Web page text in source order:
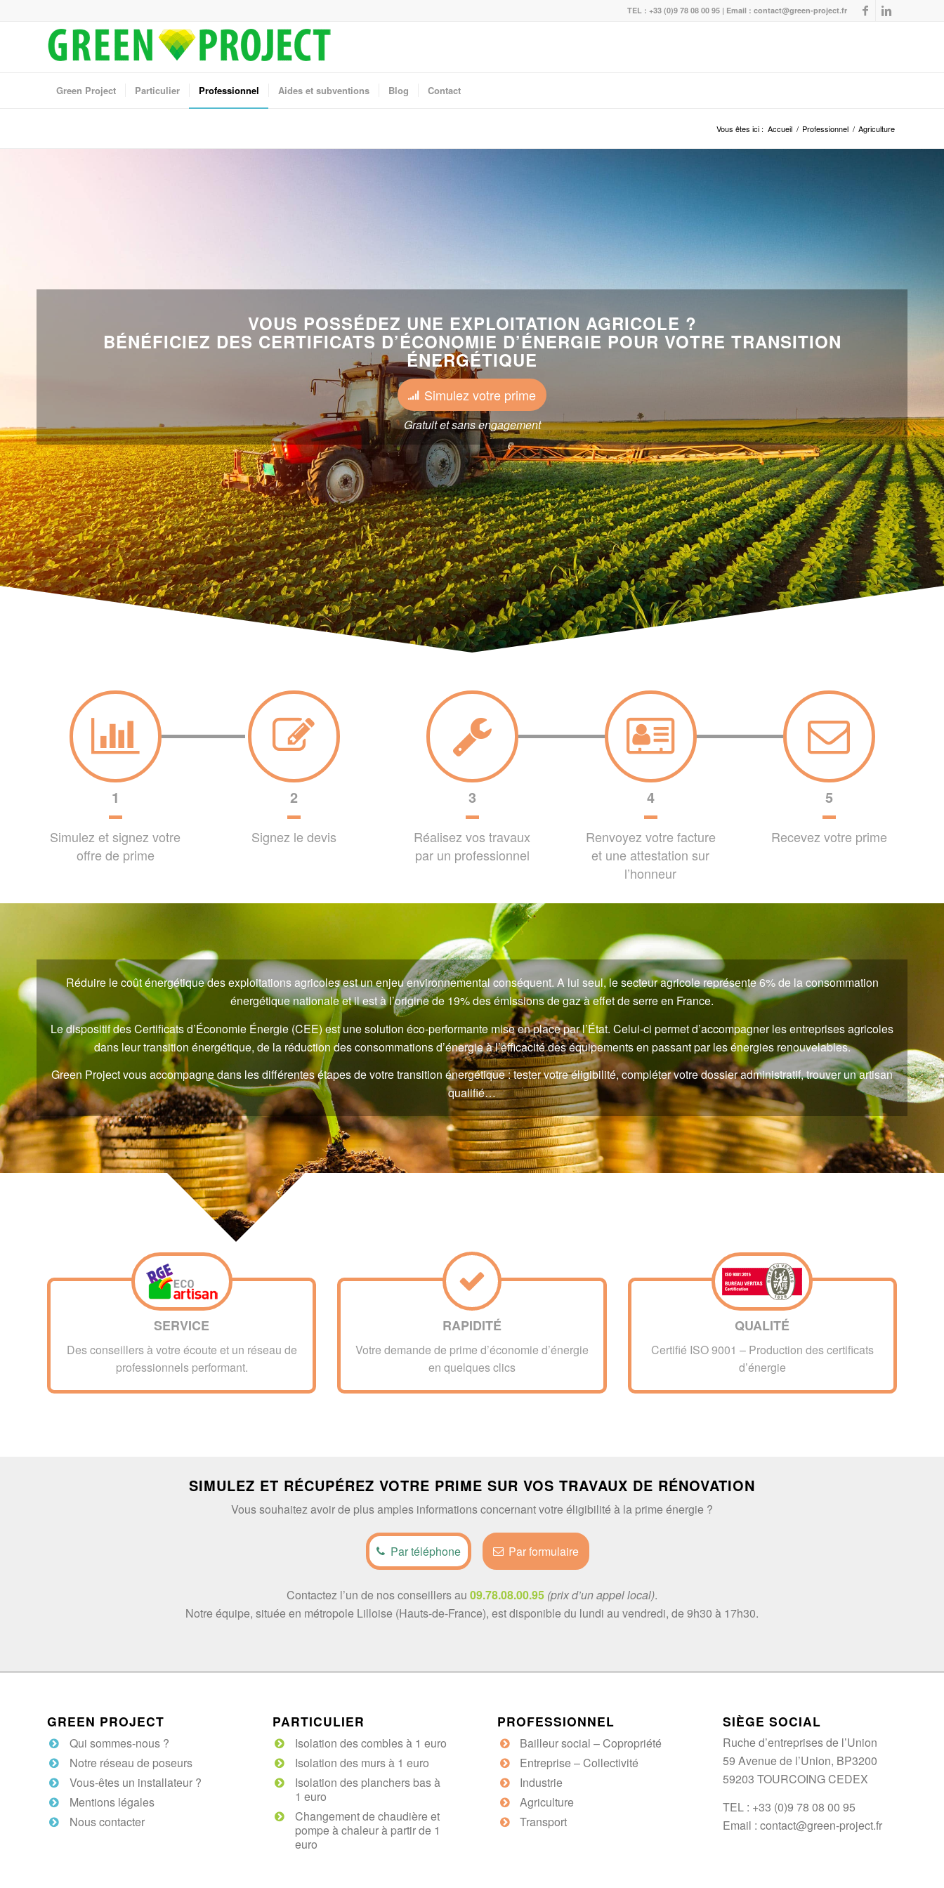
TEL : +33 (0)9 78 08 00 95 | Email : contact@green-project.fr
Green Project Particulier Professionnel Aides et subventions Blog Contact
Vous êtes ici : Accueil / Professionnel / Agriculture
VOUS POSSÉDEZ UNE EXPLOITATION AGRICOLE ?
BÉNÉFICIEZ DES CERTIFICATS D’ÉCONOMIE D’ÉNERGIE POUR VOTRE TRANSITION
ÉNERGÉTIQUE
Simulez votre prime
Gratuit et sans engagement
1
Simulez et signez votre
offre de prime
2
Signez le devis
3
Réalisez vos travaux
par un professionnel
4
Renvoyez votre facture
et une attestation sur
l’honneur
5
Recevez votre prime
Réduire le coût énergétique des exploitations agricoles est un enjeu environnemental conséquent. A lui seul, le secteur agricole représente 6% de la consommation
énergétique nationale et il est à l’origine de 19% des émissions de gaz à effet de serre en France.
Le dispositif des Certificats d’Économie Énergie (CEE) est une solution éco-performante mise en place par l’État. Celui-ci permet d’accompagner les entreprises agricoles
dans leur transition énergétique, de la réduction des consommations d’énergie à l’efficacité des équipements en passant par les énergies renouvelables.
Green Project vous accompagne dans les différentes étapes de votre transition énergétique : tester votre éligibilité, compléter votre dossier administratif, trouver un artisan
qualifié…
SERVICE
Des conseillers à votre écoute et un réseau de
professionnels performant.
RAPIDITÉ
Votre demande de prime d’économie d’énergie
en quelques clics
QUALITÉ
Certifié ISO 9001 – Production des certificats
d’énergie
SIMULEZ ET RÉCUPÉREZ VOTRE PRIME SUR VOS TRAVAUX DE RÉNOVATION
Vous souhaitez avoir de plus amples informations concernant votre éligibilité à la prime énergie ?
Par téléphone Par formulaire
Contactez l’un de nos conseillers au 09.78.08.00.95 (prix d’un appel local).
Notre équipe, située en métropole Lilloise (Hauts-de-France), est disponible du lundi au vendredi, de 9h30 à 17h30.
Vos coordonnées :
Saisissez un e-mail Confirmez l’e-mail
Votre numéro de téléphone : Votre département :
GREEN PROJECT
Qui sommes-nous ?
Notre réseau de poseurs
Vous-êtes un installateur ?
Mentions légales
Nous contacter
PARTICULIER
Isolation des combles à 1 euro
Isolation des murs à 1 euro
Isolation des planchers bas à
1 euro
Changement de chaudière et
pompe à chaleur à partir de 1
euro
PROFESSIONNEL
Bailleur social – Copropriété
Entreprise – Collectivité
Industrie
Agriculture
Transport
SIÈGE SOCIAL
Ruche d’entreprises de l’Union
59 Avenue de l’Union, BP3200
59203 TOURCOING CEDEX
TEL : +33 (0)9 78 08 00 95
Email : contact@green-project.fr